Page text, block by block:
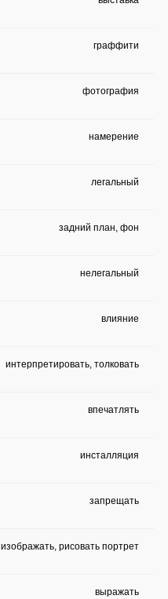
граффити
фотография
намерение
легальный
задний план, фон
нелегальный
влияние
интерпретировать, толковать
впечатлять
инсталляция
запрещать
изображать, рисовать портрет
выражать